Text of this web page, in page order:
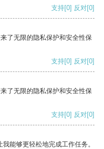
支持[0] 反对[0]
了无限的隐私保护和安全性保
支持[0] 反对[0]
了无限的隐私保护和安全性保
支持[0] 反对[0]
能够更轻松地完成工作任务。